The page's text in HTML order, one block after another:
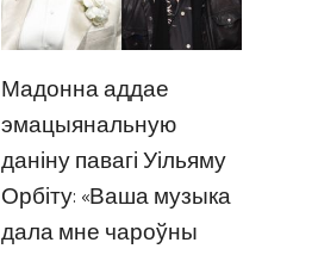
Мадонна аддае
эмацыянальную
даніну павагі Уільяму
Орбіту: «Ваша музыка
дала мне чароўны